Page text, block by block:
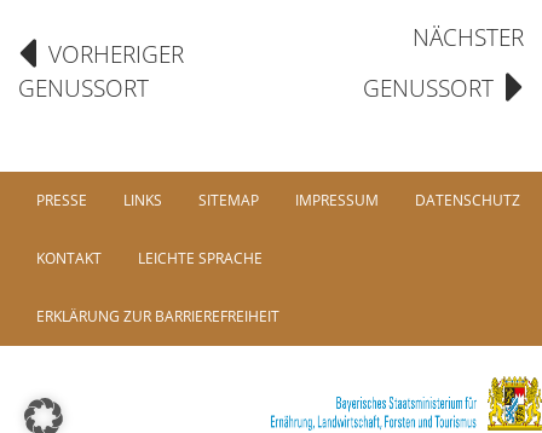
VORHERIGER
GENUSSORT
NÄCHSTER
GENUSSORT
PRESSE LINKS SITEMAP IMPRESSUM DATENSCHUTZ
KONTAKT LEICHTE SPRACHE
ERKLÄRUNG ZUR BARRIEREFREIHEIT